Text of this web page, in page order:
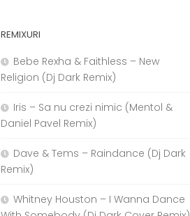
REMIXURI
Bebe Rexha & Faithless – New
Religion (Dj Dark Remix)
Iris – Sa nu crezi nimic (Mentol &
Daniel Pavel Remix)
Dave & Tems – Raindance (Dj Dark
Remix)
Whitney Houston – I Wanna Dance